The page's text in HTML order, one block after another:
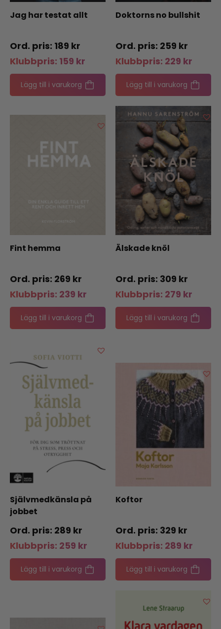
Jag har testat allt
189 kr
Klubbpris: 159 kr
Lägg till i varukorg
Doktorns no bullshit
259 kr
Klubbpris: 229 kr
Lägg till i varukorg
Fint hemma
269 kr
Klubbpris: 239 kr
Lägg till i varukorg
Älskade knöl
309 kr
Klubbpris: 279 kr
Lägg till i varukorg
Självmedkänsla på
jobbet
289 kr
Klubbpris: 259 kr
Lägg till i varukorg
Koftor
329 kr
Klubbpris: 289 kr
Lägg till i varukorg